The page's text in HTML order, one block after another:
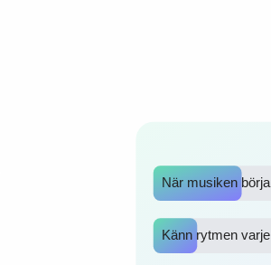
När musiken
Känn rytmen